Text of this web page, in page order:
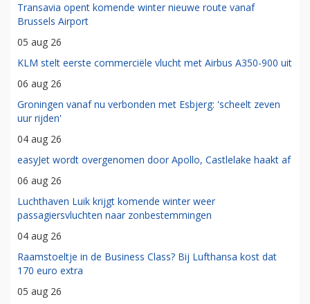
Transavia opent komende winter nieuwe route vanaf
Brussels Airport
05 aug 26
KLM stelt eerste commerciële vlucht met Airbus A350-900 uit
06 aug 26
Groningen vanaf nu verbonden met Esbjerg: 'scheelt zeven
uur rijden'
04 aug 26
easyJet wordt overgenomen door Apollo, Castlelake haakt af
06 aug 26
Luchthaven Luik krijgt komende winter weer
passagiersvluchten naar zonbestemmingen
04 aug 26
Raamstoeltje in de Business Class? Bij Lufthansa kost dat
170 euro extra
05 aug 26